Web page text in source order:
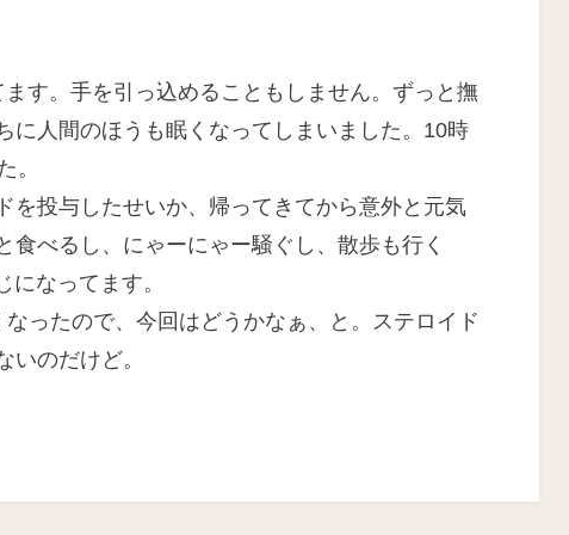
す。手を引っ込めることもしません。ずっと撫
に人間のほうも眠くなってしまいました。10時
。
を投与したせいか、帰ってきてから意外と元気
食べるし、にゃーにゃー騒ぐし、散歩も行く
になってます。
ったので、今回はどうかなぁ、と。ステロイド
いのだけど。